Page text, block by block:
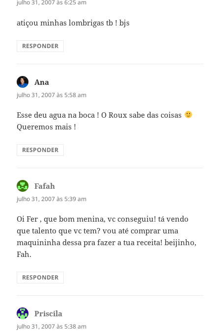
julho 31, 2007 às 6:25 am
atiçou minhas lombrigas tb ! bjs
RESPONDER
Ana
julho 31, 2007 às 5:58 am
Esse deu agua na boca ! O Roux sabe das coisas
Queremos mais !
RESPONDER
Fafah
julho 31, 2007 às 5:39 am
Oi Fer , que bom menina, vc conseguiu! tá vendo
que talento que vc tem? vou até comprar uma
maquininha dessa pra fazer a tua receita! beijinho,
Fah.
RESPONDER
Priscila
julho 31, 2007 às 5:38 am